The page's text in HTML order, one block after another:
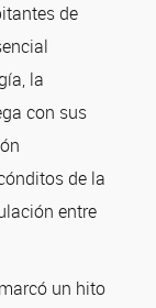
de
la
con sus
de la
entre
un hito